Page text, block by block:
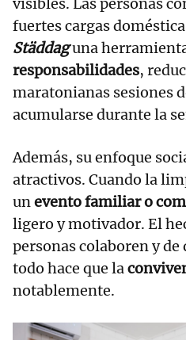
fuertes cargas
Städdaguna
responsabilidades,
maratonianas sesiones
acumularse durante la
Además, su enfoque
atractivos. Cuando la
unevento familiar o
ligero y motivador. El
personas colaboren y de
todo hace que la
notablemente.